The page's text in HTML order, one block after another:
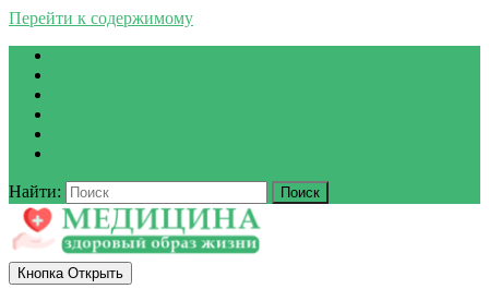
Перейти к содержимому
Найти:
Кнопка Открыть